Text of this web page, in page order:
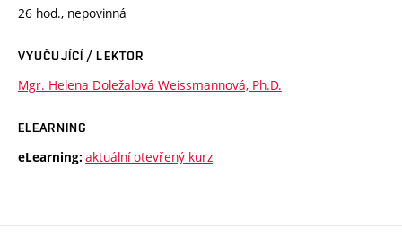
26 hod., nepovinná
VYUČUJÍCÍ / LEKTOR
Mgr. Helena Doležalová Weissmannová, Ph.D.
ELEARNING
eLearning: aktuální otevřený kurz